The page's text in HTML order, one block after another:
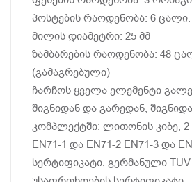
პოსტების რაოდენობა: 6 ცალი.
მილის დიამეტრი: 25 მმ
ზამბარების რაოდენობა: 48
(გამაგრებული)
ჩარჩოს ყველა ელემენტი
შიგნიდან და გარედან,
კომპლექტში: ლითონის კიბე, 2
EN71-1 და EN71-2 EN71-3 და
სერტიფიკატი, გერმანული TUV